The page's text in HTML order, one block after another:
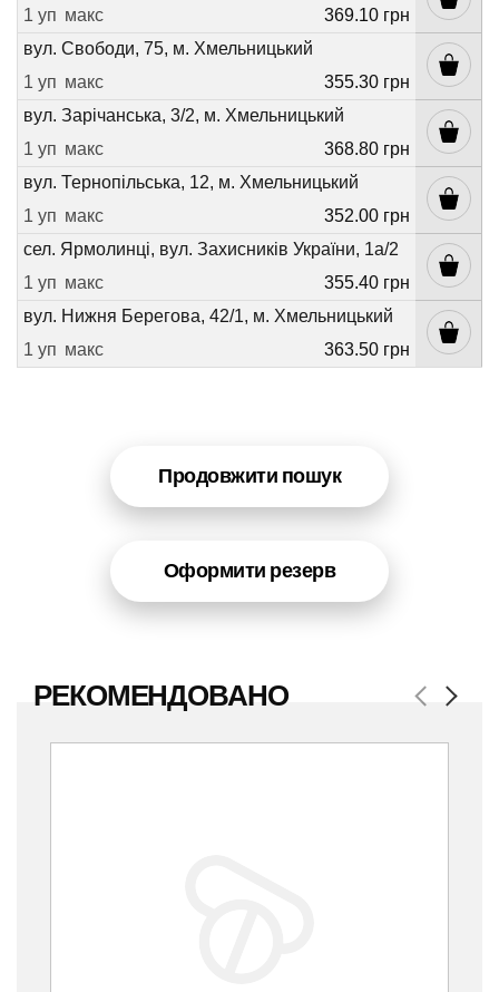
1 уп макс
369.10 грн
вул. Свободи, 75, м. Хмельницький
1 уп макс
355.30 грн
вул. Зарічанська, 3/2, м. Хмельницький
1 уп макс
368.80 грн
вул. Тернопільська, 12, м. Хмельницький
1 уп макс
352.00 грн
сел. Ярмолинці, вул. Захисників України, 1а/2
1 уп макс
355.40 грн
вул. Нижня Берегова, 42/1, м. Хмельницький
1 уп макс 363.50 грн
Продовжити пошук
Оформити резерв
РЕКОМЕНДОВАНО Previous
Next